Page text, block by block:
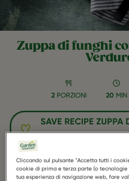
Zuppa di funghi
2 PORZIONI 20 MIN
SAVE RECIPE ZUPPA
FacebookTwitter
Cliccando sul pulsante "Accetta tutti i
cookie di prima e terza parte (o
tua esperienza di navigazione web, fare